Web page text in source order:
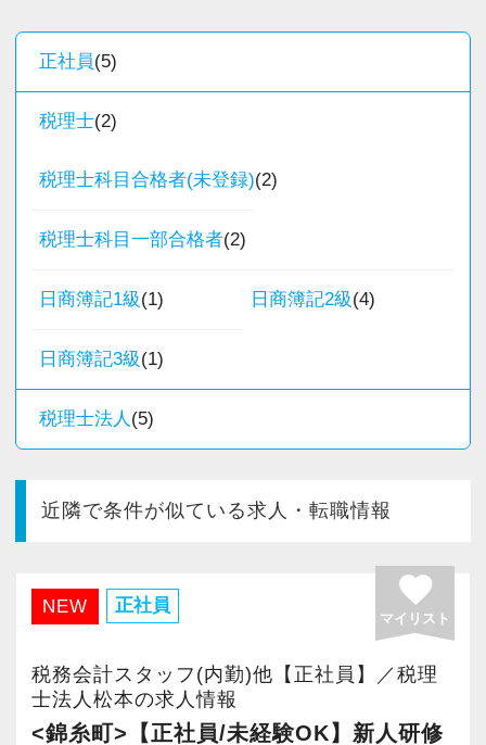
正社員(5)
税理士(2)
税理士科目合格者(未登録)(2)
税理士科目一部合格者(2)
日商簿記1級(1) 日商簿記2級(4)
日商簿記3級(1)
税理士法人 (5)
近隣で条件が似ている求人・転職情報
NEW 正社員 favorite
マイリスト
税務会計スタッフ(内勤)他【正社員】／税理
士法人松本の求人情報
<錦糸町>【正社員/未経験OK】新人研修